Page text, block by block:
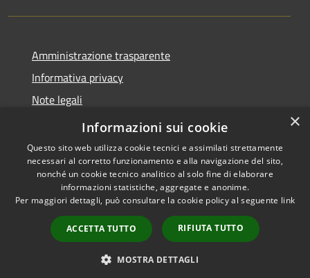
Amministrazione trasparente
Informativa privacy
Note legali
Dichiarazione di accessibilità
Accessibilità
Copyright © 2026 • Comune di
Borca di Cadore • Powered by
Municipium•
Accesso
redazione
×
Informazioni sui cookie
Questo sito web utilizza cookie tecnici e assimilati strettamente
necessari al corretto funzionamento e alla navigazione del sito,
nonché un cookie tecnico analitico al solo fine di elaborare
informazioni statistiche, aggregate e anonime.
Per maggiori dettagli, può consultare la cookie policy al seguente link
ACCETTA TUTTO RIFIUTA TUTTO
MOSTRA DETTAGLI